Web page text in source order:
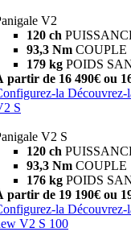
V2
120 ch
93,3 Nm COUPLE
179 kg POIDS
partir de 16 490€ ou
la Découvrez-
S
V2 S
120 ch
93,3 Nm COUPLE
176 kg POIDS
partir de 19 190€ ou
la Découvrez-
V2 S 100